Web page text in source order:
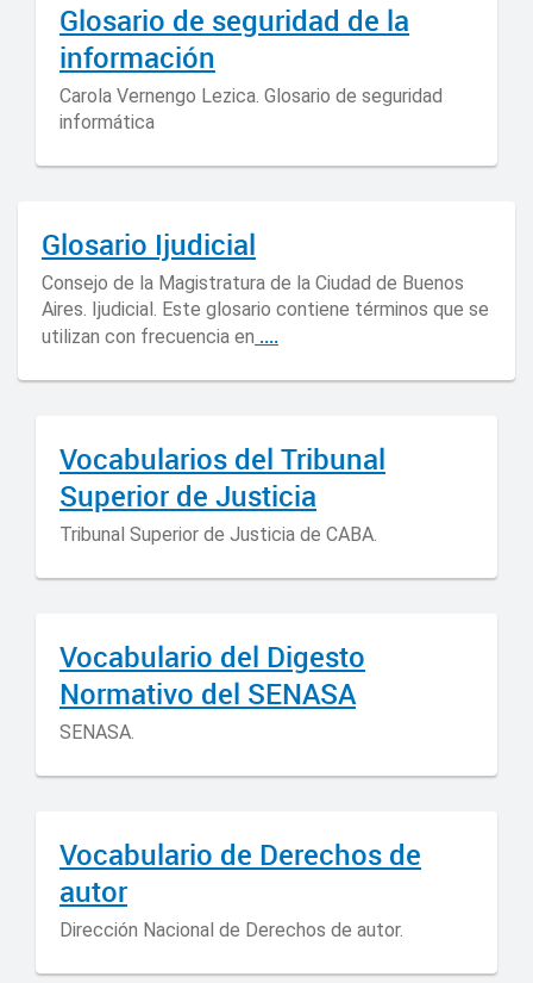
Glosario de seguridad de la
información
Carola Vernengo Lezica. Glosario de seguridad
informática
Glosario Ijudicial
Consejo de la Magistratura de la Ciudad de Buenos
Aires. Ijudicial. Este glosario contiene términos que se
utilizan con frecuencia en ....
Vocabularios del Tribunal
Superior de Justicia
Tribunal Superior de Justicia de CABA.
Vocabulario del Digesto
Normativo del SENASA
SENASA.
Vocabulario de Derechos de
autor
Dirección Nacional de Derechos de autor.